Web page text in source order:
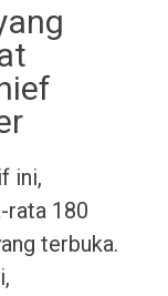
ini,
rata 180
terbuka.